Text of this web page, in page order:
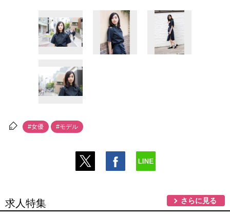
#女優 #モデル
求人特集 さらに見る